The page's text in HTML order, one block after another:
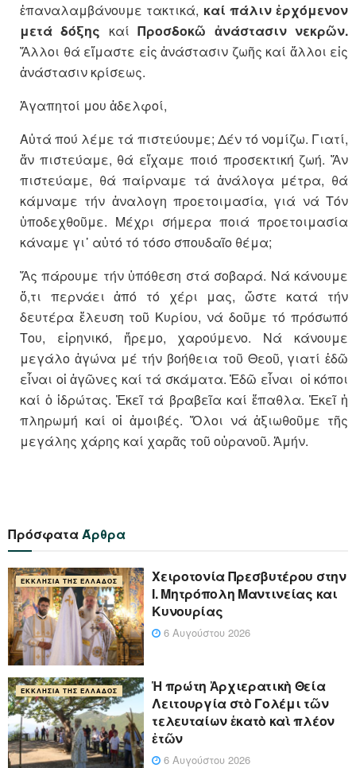
ἐπαναλαμβάνουμε τακτικά, καί πάλιν ἐρχόμενον
μετά δόξης καίΠροσδοκῶ ἀνάστασιν νεκρῶν.
Ἄλλοι θά εἴμαστε εἰς ἀνάστασιν ζωῆς καί ἄλλοι εἰς
ἀνάστασιν κρίσεως.
Ἀγαπητοί μου ἀδελφοί,
Αὐτά πού λέμε τά πιστεύουμε; Δέν τό νομίζω. Γιατί,
ἄν πιστεύαμε, θά εἴχαμε ποιό προσεκτική ζωή. Ἄν
πιστεύαμε, θά παίρναμε τά ἀνάλογα μέτρα, θά
κάμναμε τήν ἀναλογη προετοιμασία, γιά νά Τόν
ὑποδεχθοῦμε. Μέχρι σήμερα ποιά προετοιμασία
κάναμε γι᾿ αὐτό τό τόσο σπουδαῖο θέμα;
Ἄς πάρουμε τήν ὑπόθεση στά σοβαρά. Νά κάνουμε
ὅ,τι περνάει ἀπό τό χέρι μας, ὥστε κατά τήν
δευτέρα ἔλευση τοῦ Κυρίου, νά δοῦμε τό πρόσωπό
Του, εἰρηνικό, ἤρεμο, χαρούμενο. Νά κάνουμε
μεγάλο ἀγώνα μέ τήν βοήθεια τοῦ Θεοῦ, γιατί ἐδῶ
εἶναι οἱ ἀγῶνες καί τά σκάματα. Ἐδῶ εἶναι οἱ κόποι
καί ὁ ἱδρώτας. Ἐκεῖ τά βραβεῖα καί ἔπαθλα. Ἐκεῖ ἡ
πληρωμή καί οἱ ἀμοιβές. Ὅλοι νά ἀξιωθοῦμε τῆς
μεγάλης χάρης καί χαρᾶς τοῦ οὐρανοῦ. Ἀμήν.
ΠρόσφαταΆρθρα
ΕΚΚΛΗΣΊΑ ΤΗΣ ΕΛΛΆΔΟΣ
Xειροτονία Πρεσβυτέρου στην
Ι. Μητρόπολη Μαντινείας και
Κυνουρίας
6 Αυγούστου 2026
ΕΚΚΛΗΣΊΑ ΤΗΣ ΕΛΛΆΔΟΣ
Ἡ πρώτη Ἀρχιερατικὴ Θεία
Λειτουργία στὸ Γολέμι τῶν
τελευταίων ἑκατὸ καὶ πλέον
ἐτῶν
6 Αυγούστου 2026